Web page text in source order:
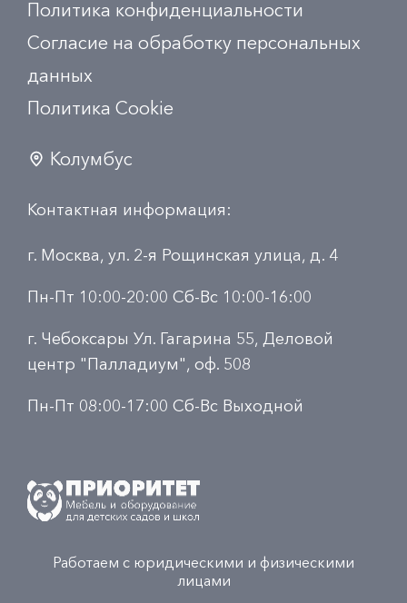
Политика конфиденциальности
Согласие на обработку персональных
данных
Политика Сookie
Колумбус
Контактная информация:
г. Москва, ул. 2-я Рощинская улица, д. 4
Пн-Пт 10:00-20:00 Сб-Вс 10:00-16:00
г. Чебоксары Ул. Гагарина 55, Деловой
центр "Палладиум", оф. 508
Пн-Пт 08:00-17:00 Сб-Вс Выходной
Работаем с юридическими и физическими
лицами